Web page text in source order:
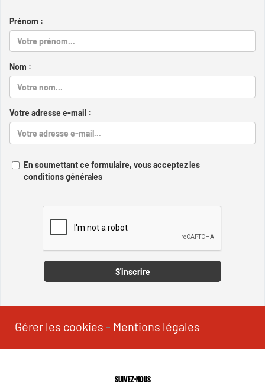
Prénom :
Nom :
Votre adresse e-mail :
En soumettant ce formulaire, vous acceptez les
conditions générales
S'inscrire
Gérer les cookies - Mentions légales
SUIVEZ-NOUS